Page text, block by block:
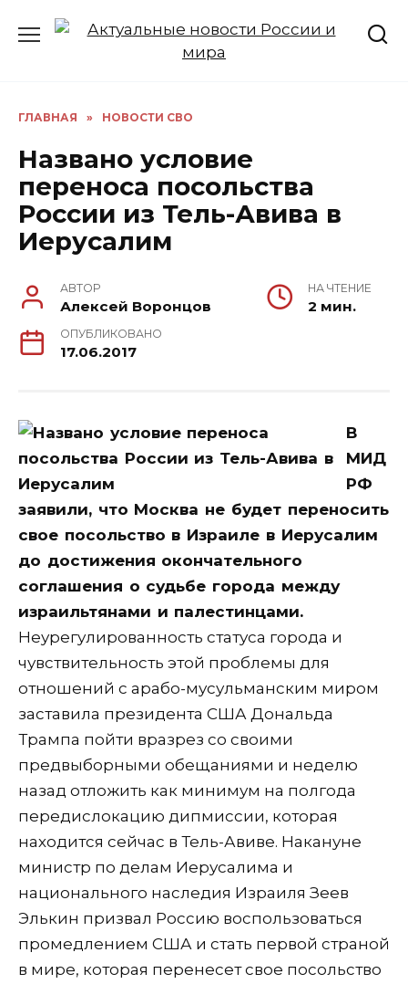
ГЛАВНАЯ » НОВОСТИ СВО
Названо условие
переноса посольства
России из Тель-Авива в
Иерусалим
АВТОР
Алексей Воронцов
НА ЧТЕНИЕ
2 мин.
ОПУБЛИКОВАНО
17.06.2017
В
МИД
РФ
заявили, что Москва не будет переносить
свое посольство в Израиле в Иерусалим
до достижения окончательного
соглашения о судьбе города между
израильтянами и палестинцами.
Неурегулированность статуса города и
чувствительность этой проблемы для
отношений с арабо-мусульманским миром
заставила президента США Дональда
Трампа пойти вразрез со своими
предвыборными обещаниями и неделю
назад отложить как минимум на полгода
передислокацию дипмиссии, которая
находится сейчас в Тель-Авиве. Накануне
министр по делам Иерусалима и
национального наследия Израиля Зеев
Элькин призвал Россию воспользоваться
промедлением США и стать первой страной
в мире, которая перенесет свое посольство